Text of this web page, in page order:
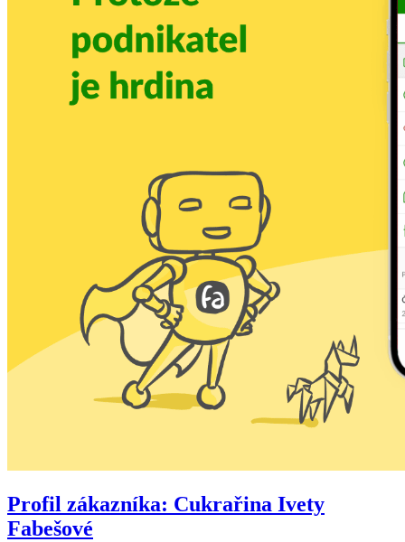
Profil zákazníka: Cukrařina Ivety
Fabešové